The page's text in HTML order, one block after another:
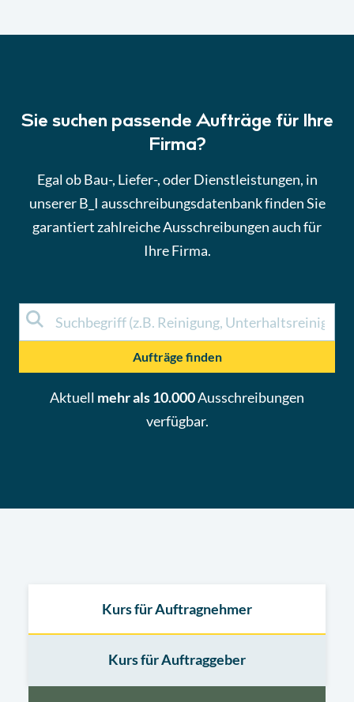
Sie suchen passende Aufträge für Ihre
Firma?
Egal ob Bau-, Liefer-, oder Dienstleistungen, in
unserer B_I ausschreibungsdatenbank finden Sie
garantiert zahlreiche Ausschreibungen auch für
Ihre Firma.
Aufträge finden
Aktuell mehr als 10.000Ausschreibungen
verfügbar.
Kurs für Auftragnehmer
Kurs für Auftraggeber